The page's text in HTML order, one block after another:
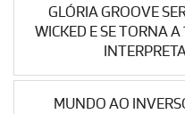
GLÓRIA GROOVE
WICKED E SE TORNA
MUNDO AO